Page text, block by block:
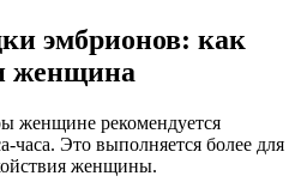
эмбрионов: как
женщина
женщине рекомендуется
часа. Это выполняется более для
женщины.